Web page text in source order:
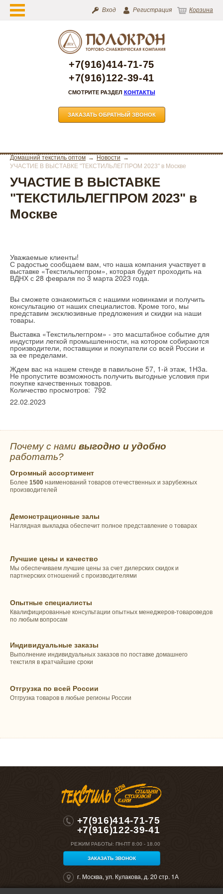
Вход Регистрация Корзина
+7(916)414-71-75
+7(916)122-39-41
СМОТРИТЕ РАЗДЕЛ КОНТАКТЫ
ЗАКАЗАТЬ ОБРАТНЫЙ ЗВОНОК
Домашний текстиль оптом
Новости
УЧАСТИЕ В ВЫСТАВКЕ "ТЕКСТИЛЬЛЕГПРОМ 2023" в Москве
УЧАСТИЕ В ВЫСТАВКЕ
"ТЕКСТИЛЬЛЕГПРОМ 2023" в
Москве
Уважаемые клиенты!
С радостью сообщаем вам, что наша компания участвует в
выставке «Текстильлегпром», которая будет проходить на
ВДНХ с 28 февраля по 3 марта 2023 года.
Вы сможете ознакомиться с нашими новинками и получить
консультацию от наших специалистов. Кроме того, мы
представим эксклюзивные предложения и скидки на наши
товары.
Выставка «Текстильлегпром» - это масштабное событие для
индустрии легкой промышленности, на котором собираются
производители, поставщики и покупатели со всей России и
за ее пределами.
Ждем вас на нашем стенде в павильоне 57, 1-й этаж, 1Н3а.
Не пропустите возможность получить выгодные условия при
покупке качественных товаров.
Количество просмотров: 792
22.02.2023
Почему с нами выгодно и удобно
работать?
Огромный ассортимент
Более 1500 наименований товаров отечественных и зарубежных
производителей
Демонстрационные залы
Наглядная выкладка обеспечит полное представление о товарах
Лучшие цены и качество
Мы обеспечиваем лучшие цены за счет дилерских скидок и
партнерских отношений с производителями
Опытные специалисты
Квалифицированные консультации опытных менеджеров-товароведов
по любым вопросам
Индивидуальные заказы
Выполнение индивидуальных заказов по поставке домашнего
текстиля в кратчайшие сроки
Отгрузка по всей России
Отгрузка товаров в любые регионы России
+7(916)414-71-75
+7(916)122-39-41
РЕЖИМ РАБОТЫ: ПН-ПТ 8:00 - 18.00
ЗАКАЗАТЬ ЗВОНОК
г. Москва, ул. Кулакова, д. 20 стр. 1А